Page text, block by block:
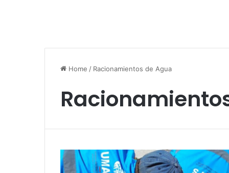
Home / Racionamientos de Agua